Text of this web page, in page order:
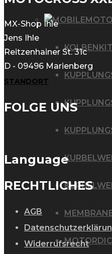
MX-Shop Ihle
Jens Ihle
Reitzenhainer St. 31c
D - 09496 Marienberg
STANDORT
FOLGE UNS
Language
RECHTLICHES
AGB
Widerrufsrecht